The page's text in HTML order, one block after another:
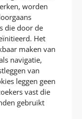
worden
die door de
Het
maken van
navigatie,
van
leggen geen
vast die
gebruikt